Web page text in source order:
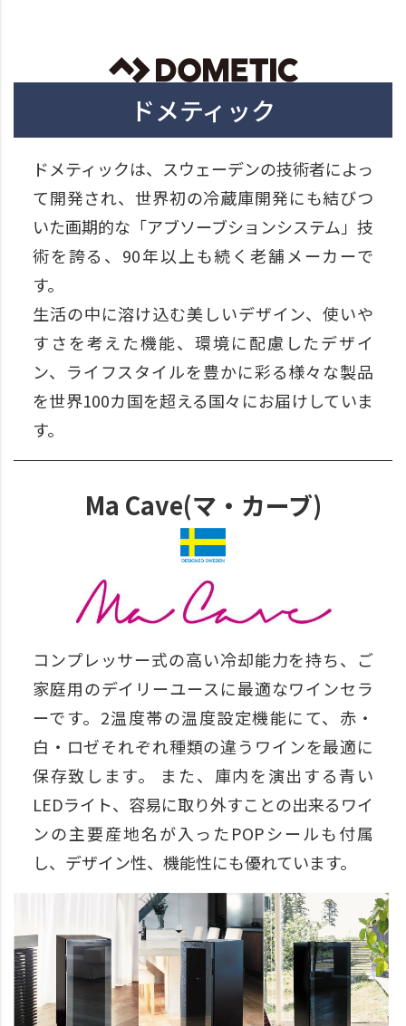
ドメティック
ドメティックは、スウェーデンの技術者によっ
て開発され、世界初の冷蔵庫開発にも結びつ
いた画期的な「アブソーブションシステム」技
術を誇る、90年以上も続く老舗メーカーで
す。
生活の中に溶け込む美しいデザイン、使いや
すさを考えた機能、環境に配慮したデザイ
ン、ライフスタイルを豊かに彩る様々な製品
を世界100カ国を超える国々にお届けしていま
す。
Ma Cave(マ・カーブ)
コンプレッサー式の高い冷却能力を持ち、ご
家庭用のデイリーユースに最適なワインセラ
ーです。2温度帯の温度設定機能にて、赤・
白・ロゼそれぞれ種類の違うワインを最適に
保存致します。 また、庫内を演出する青い
LEDライト、容易に取り外すことの出来るワイ
ンの主要産地名が入ったPOPシールも付属
し、デザイン性、機能性にも優れています。